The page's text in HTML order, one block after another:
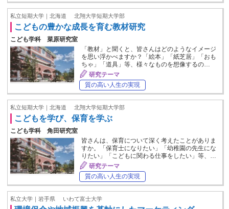
私立短期大学｜北海道 北翔大学短期大学部
こどもの豊かな成長を育む教材研究
こども学科 菜原研究室
「教材」と聞くと、皆さんはどのようなイメージ
を思い浮かべますか？「絵本」「紙芝居」「おも
ちゃ」「道具」等、様々なものを想像するの…
研究テーマ
質の高い人生の実現
私立短期大学｜北海道 北翔大学短期大学部
こどもを学び、保育を学ぶ
こども学科 角田研究室
皆さんは、保育について深く考えたことがありま
すか。「保育士になりたい」「幼稚園の先生にな
りたい」「こどもに関わる仕事をしたい」等、…
研究テーマ
質の高い人生の実現
私立大学｜岩手県 いわて富士大学